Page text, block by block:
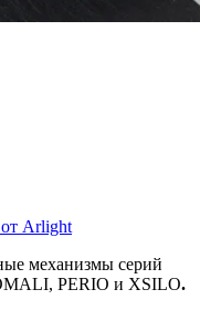
Arlight
механизмы серий
PERIO и XSILO.